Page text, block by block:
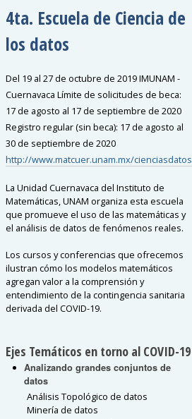
4ta. Escuela de Ciencia de
los datos
Del 19 al 27 de octubre de 2019 IMUNAM -
Cuernavaca Límite de solicitudes de beca:
17 de agosto al 17 de septiembre de 2020
Registro regular (sin beca): 17 de agosto al
30 de septiembre de 2020
http://www.matcuer.unam.mx/cienciasdatos
La Unidad Cuernavaca del Instituto de
Matemáticas, UNAM organiza esta escuela
que promueve el uso de las matemáticas y
el análisis de datos de fenómenos reales.
Los cursos y conferencias que ofrecemos
ilustran cómo los modelos matemáticos
agregan valor a la comprensión y
entendimiento de la contingencia sanitaria
derivada del COVID-19.
Ejes Temáticos en torno al COVID-19
Analizando grandes conjuntos de
datos
Análisis Topológico de datos
Minería de datos